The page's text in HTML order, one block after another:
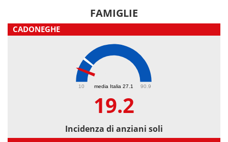
FAMIGLIE
CADONEGHE
media Italia 27.1
10 90.9
19.2
Incidenza di anziani soli